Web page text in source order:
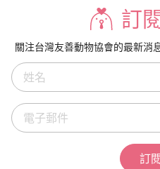
800陳*貝4000姜伊玹3860
00陳俊男3300周柏君3000胡
400彭永勝2000徐*婕2000
000劉曉帆1800林*義1800
枝、張芳芳、張肇栓、張哲語
楨1200何*由1200無名氏
1000林*真1000黄*婷
ei800呂*靖800TORO800瓦
無名氏600曾于珊500李婉菁
毅500黃*綺200李怡汝200周
訂
關注台灣友善動物協會的最新消
訂